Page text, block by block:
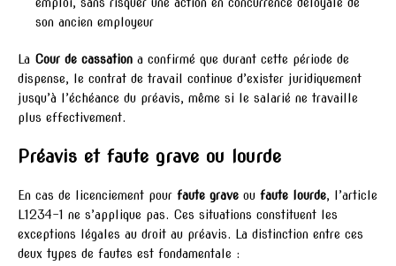
son ancien employeur
La Cour de cassation a confirmé que durant cette période de
dispense, le contrat de travail continue d’exister juridiquement
jusqu’à l’échéance du préavis, même si le salarié ne travaille
plus effectivement.
Préavis et faute grave ou lourde
En cas de licenciement pour faute grave ou faute lourde, l’article
L1234-1 ne s’applique pas. Ces situations constituent les
exceptions légales au droit au préavis. La distinction entre ces
deux types de fautes est fondamentale :